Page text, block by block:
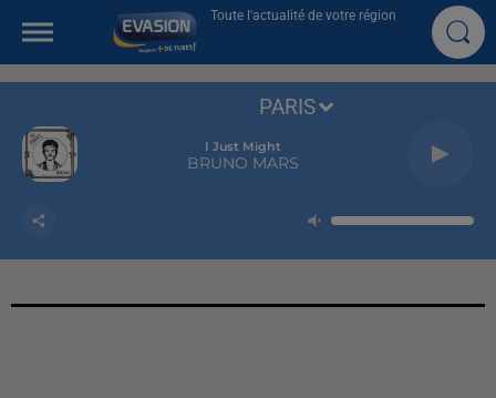
Toute l'actualité de votre région
I Just Might
BRUNO MARS
PARIS